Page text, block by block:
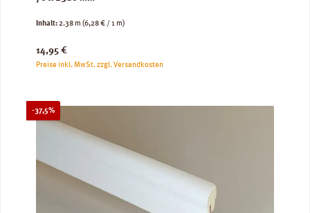
Inhalt:2.38 m (6,28 € / 1 m)
Regulärer Preis:
14,95 €
Preise inkl. MwSt. zzgl. Versandkosten
-37,5%Rabatt